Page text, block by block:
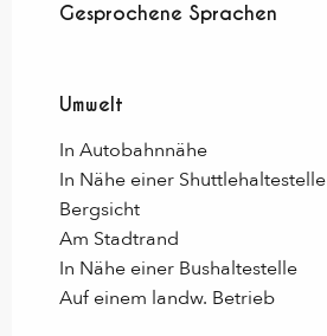
Gesprochene Sprachen
Gesprochene Sprachen
Umwelt
Umwelt
In Autobahnnähe
In Nähe einer Shuttlehaltestelle
Bergsicht
Am Stadtrand
In Nähe einer Bushaltestelle
Auf einem landw. Betrieb